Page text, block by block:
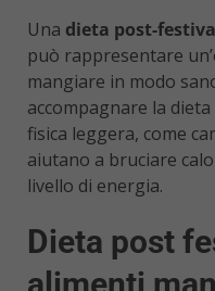
Una dieta post-festiva
può rappresentare
mangiare in modo
accompagnare la
fisica leggera, come
aiutano a bruciare
livello di energia.
Dieta post